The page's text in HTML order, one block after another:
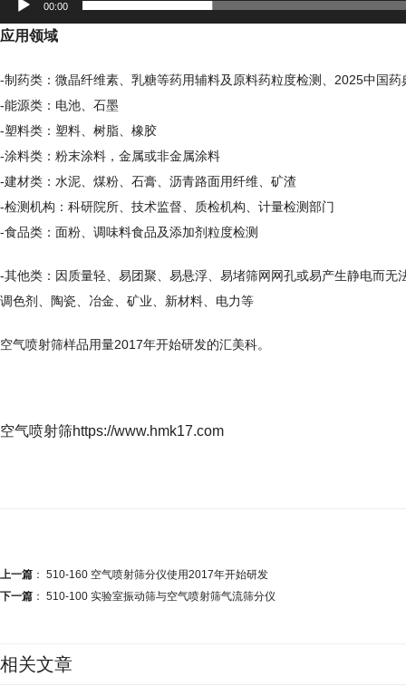
00:00
应用领域
-制药类：微晶纤维素、乳糖等药用辅料及原料药粒度检测、2025中国
-能源类：电池、石墨
-塑料类：塑料、树脂、橡胶
-涂料类：粉末涂料，金属或非金属涂料
-建材类：水泥、煤粉、石膏、沥青路面用纤维、矿渣
-检测机构：科研院所、技术监督、质检机构、计量检测部门
-食品类：面粉、调味料食品及添加剂粒度检测
-其他类：因质量轻、易团聚、易悬浮、易堵筛网网孔或易产生静电而
调色剂、陶瓷、冶金、矿业、新材料、电力等
空气喷射筛样品用量2017年开始研发的汇美科。
空气喷射筛https://www.hmk17.com
上一篇 ： 510-160 空气喷射筛分仪使用2017年开始研发
下一篇 ： 510-100 实验室振动筛与空气喷射筛气流筛分仪
相关文章